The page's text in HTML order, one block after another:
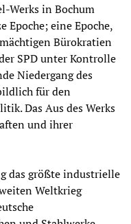
Werks in Bochum
Epoche; eine Epoche,
Bürokratien
SPD unter Kontrolle
Niedergang des
für den
Das Aus des Werks
und ihrer
das größte industrielle
Weltkrieg